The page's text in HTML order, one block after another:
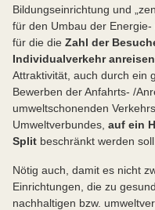
Bildungseinrichtung und
für den Umbau der Energie-
für die die Zahl der
Individualverkehr anreisen
Attraktivität, auch durch ein
Bewerben der Anfahrts- /
umweltschonenden
Umweltverbundes, auf ein
Split beschränkt werden soll.
Nötig auch, damit es nicht
Einrichtungen, die zu
nachhaltigen bzw.